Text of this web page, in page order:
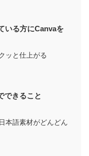
いる方にCanvaを
ッと仕上がる
できること
本語素材がどんどん